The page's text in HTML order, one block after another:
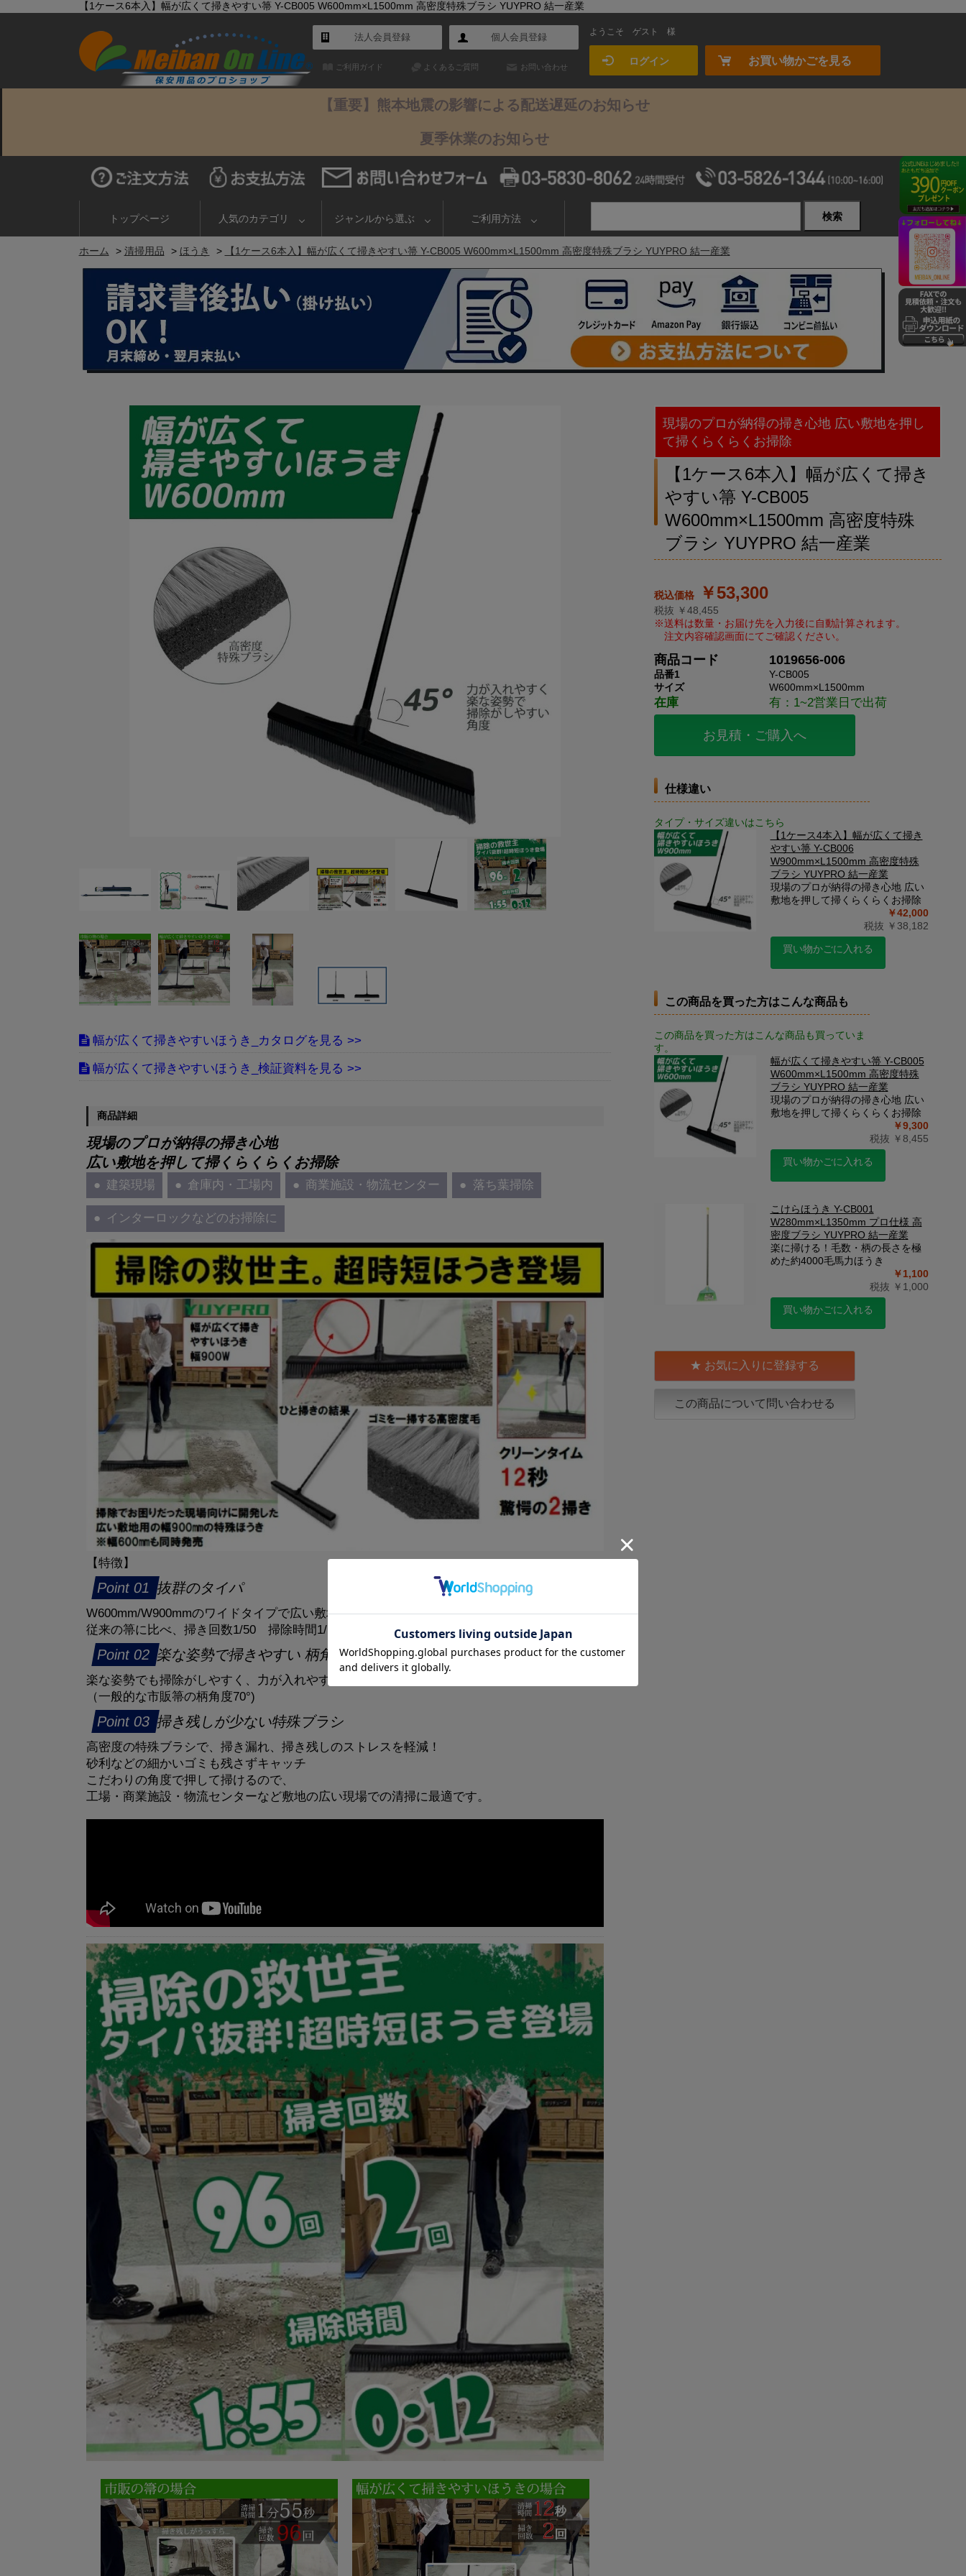
【1ケース6本入】幅が広くて掃きやすい箒 Y-CB005 W600mm×L1500mm 高密度特殊ブラシ YUYPRO 結一産業
法人会員登録 個人会員登録
ご利用ガイド よくあるご質問 お問い合わせ
ようこそ ゲスト 様
ログイン お買い物かごを見る
【重要】熊本地震の影響による配送遅延のお知らせ
夏季休業のお知らせ
トップページ 人気のカテゴリ ジャンルから選ぶ ご利用方法 検索
ホーム > 清掃用品 > ほうき > 【1ケース6本入】幅が広くて掃きやすい箒 Y-CB005 W600mm×L1500mm 高密度特殊ブラシ YUYPRO 結一産業
幅が広くて掃きやすいほうき_カタログ
幅が広くて掃きやすいほうき_検証資料
商品詳細
現場のプロが納得の掃き心地
広い敷地を押して掃くらくらくお掃除
建築現場 倉庫内・工場内 商業施設・物流センター 落ち葉掃除
インターロックなどのお掃除に
【特徴】
抜群のタイパ
W600mm/W900mmのワイドタイプで広い敷地を楽々お掃除
従来の箒に比べ、掃き回数1/50 掃除時間1/10！※メーカー実験
楽な姿勢で掃きやすい 柄角度45°
楽な姿勢でも掃除がしやすく、力が入れやすいこだわりの角度で設計
（一般的な市販箒の柄角度70°)
掃き残しが少ない特殊ブラシ
高密度の特殊ブラシで、掃き漏れ、掃き残しのストレスを軽減！
砂利などの細かいゴミも残さずキャッチ
こだわりの角度で押して掃けるので、
工場・商業施設・物流センターなど敷地の広い現場での清掃に最適です。
現場のプロが納得の掃き心地 広い敷地を押し
て掃くらくらくお掃除
【1ケース6本入】幅が広くて掃き
やすい箒 Y-CB005
W600mm×L1500mm 高密度特殊
ブラシ YUYPRO 結一産業
￥53,300
税抜 ￥48,455
商品コード 1019656-006
品番1
Y-CB005
サイズ
W600mm×L1500mm
在庫 有：1~2営業日で出荷
お見積・ご購入へ
仕様違い
タイプ・サイズ違いはこちら
【1ケース4本入】幅が広くて掃き
やすい箒 Y-CB006
W900mm×L1500mm 高密度特殊
ブラシ YUYPRO 結一産業
現場のプロが納得の掃き心地 広い
敷地を押して掃くらくらくお掃除
￥42,000
税抜 ￥38,182
買い物かごに入れる
この商品を買った方はこんな商品も
この商品を買った方はこんな商品も買っていま
す。
幅が広くて掃きやすい箒 Y-CB005
W600mm×L1500mm 高密度特殊
ブラシ YUYPRO 結一産業
現場のプロが納得の掃き心地 広い
敷地を押して掃くらくらくお掃除
￥9,300
税抜 ￥8,455
買い物かごに入れる
こけらほうき Y-CB001
W280mm×L1350mm プロ仕様 高
密度ブラシ YUYPRO 結一産業
楽に掃ける！毛数・柄の長さを極
めた約4000毛馬力ほうき
￥1,100
税抜 ￥1,000
買い物かごに入れる
この商品について問い合わせる
お気に入りに登録する